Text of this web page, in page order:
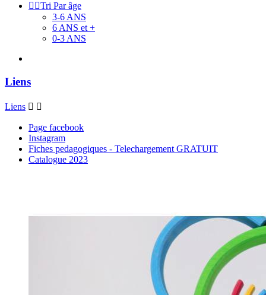
 Tri Par âge
3-6 ANS
6 ANS et +
0-3 ANS
Liens
Liens  
Page facebook
Instagram
Fiches pedagogiques - Telechargement GRATUIT
Catalogue 2023